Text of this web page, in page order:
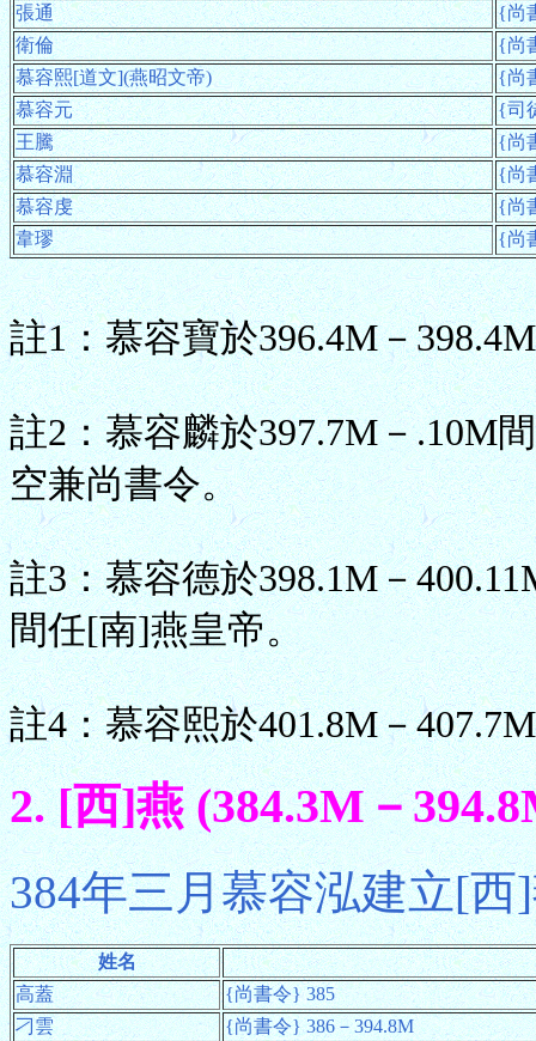
張通
{尚
衛倫
{尚
慕容熙[道文](燕昭文帝)
{尚
慕容元
{司
王騰
{尚
慕容淵
{尚
慕容虔
{尚
韋璆
{尚
註1：慕容寶於396.4M－
註2：慕容麟於397.7M－.10M
空兼尚書令。
註3：慕容德於398.1M－
間任[南]燕皇帝。
註4：慕容熙於401.8M－
2. [西]燕 (384.3M－
384年三月慕容泓建立[
姓名
高蓋
{尚書令} 385
刁雲
{尚書令} 386－394.8M